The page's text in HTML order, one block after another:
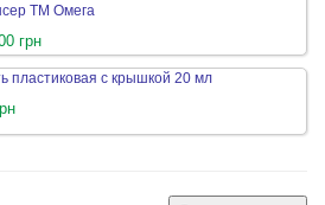
ТМ Омега
грн
пластиковая с крышкой 20 мл